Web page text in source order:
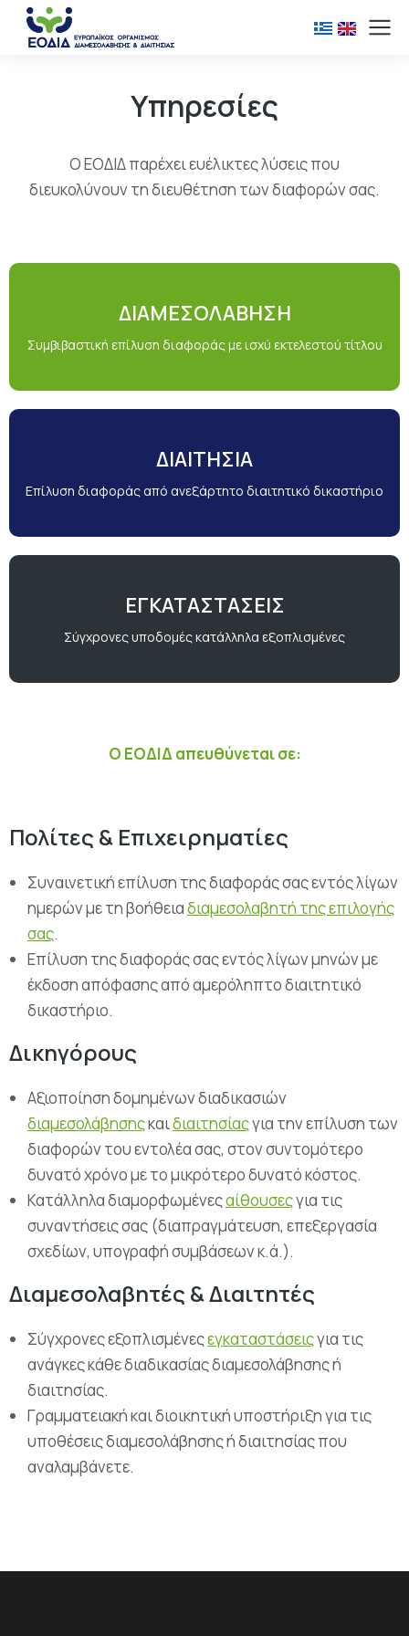
Υπηρεσίες
Ο ΕΟΔΙΔ παρέχει ευέλικτες λύσεις που
διευκολύνουν τη διευθέτηση των διαφορών σας.
ΔΙΑΜΕΣΟΛΑΒΗΣΗ
Συμβιβαστική επίλυση διαφοράς με ισχύ εκτελεστού τίτλου
ΔΙΑΙΤΗΣΙΑ
Επίλυση διαφοράς από ανεξάρτητο διαιτητικό δικαστήριο
ΕΓΚΑΤΑΣΤΑΣΕΙΣ
Σύγχρονες υποδομές κατάλληλα εξοπλισμένες
Ο ΕΟΔΙΔ απευθύνεται σε:
Πολίτες & Επιχειρηματίες
Συναινετική επίλυση της διαφοράς σας εντός λίγων
ημερών με τη βοήθειαδιαμεσολαβητή της επιλογής
σας.
Επίλυση της διαφοράς σας εντός λίγων μηνών με
έκδοση απόφασης από αμερόληπτο διαιτητικό
δικαστήριο.
Δικηγόρους
Αξιοποίηση δομημένων διαδικασιών
διαμεσολάβησηςκαιδιαιτησίαςγια την επίλυση των
διαφορών του εντολέα σας, στον συντομότερο
δυνατό χρόνο με το μικρότερο δυνατό κόστος.
Κατάλληλα διαμορφωμένεςαίθουσεςγια τις
συναντήσεις σας (διαπραγμάτευση, επεξεργασία
σχεδίων, υπογραφή συμβάσεων κ.ά.).
Διαμεσολαβητές & Διαιτητές
Σύγχρονες εξοπλισμένεςεγκαταστάσειςγια τις
ανάγκες κάθε διαδικασίας διαμεσολάβησης ή
διαιτησίας.
Γραμματειακή και διοικητική υποστήριξη για τις
υποθέσεις διαμεσολάβησης ή διαιτησίας που
αναλαμβάνετε.